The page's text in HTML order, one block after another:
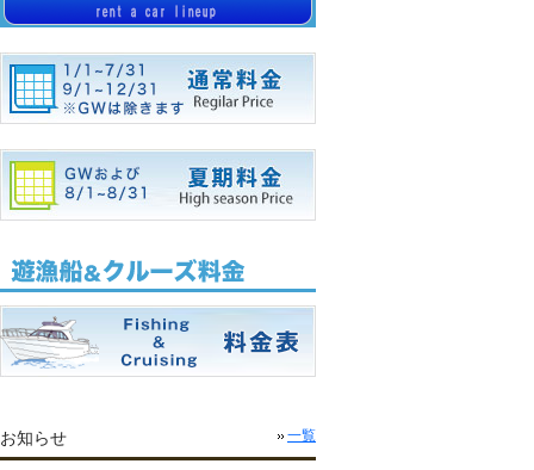
お知らせ 一覧